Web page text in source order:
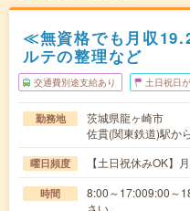
≪無資格でも月収
ルテの整理など
交通費別途支給あり 土日祝日
勤務地
茨城県龍ヶ崎市
佐貫(関東鉄道)駅か
曜日頻度 【土日祝休みOK】
時間
8:00～17:009:00～
さい。